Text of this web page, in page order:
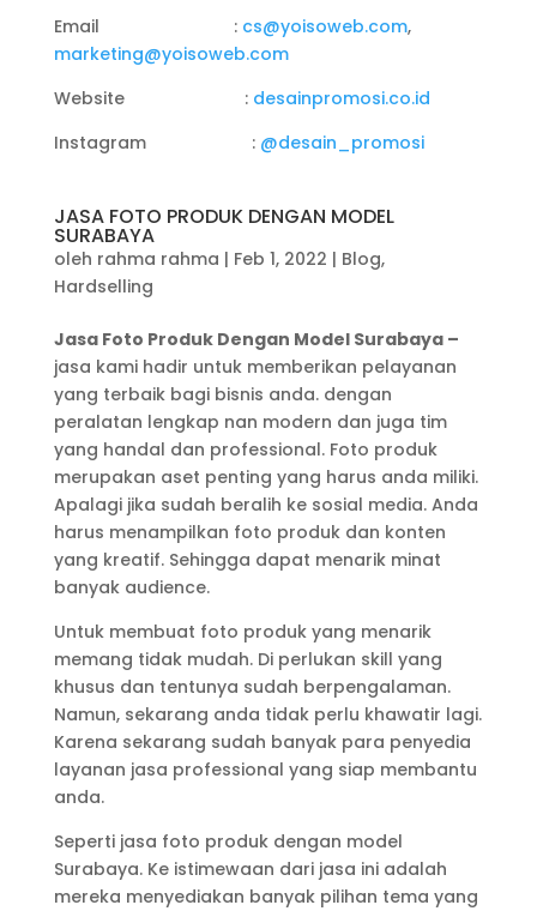
Email : cs@yoisoweb.com,
marketing@yoisoweb.com
Website : desainpromosi.co.id
Instagram : @desain_promosi
JASA FOTO PRODUK DENGAN MODEL
SURABAYA
oleh rahma rahma | Feb 1, 2022 | Blog,
Hardselling
Jasa Foto Produk Dengan Model Surabaya –
jasa kami hadir untuk memberikan pelayanan
yang terbaik bagi bisnis anda. dengan
peralatan lengkap nan modern dan juga tim
yang handal dan professional. Foto produk
merupakan aset penting yang harus anda miliki.
Apalagi jika sudah beralih ke sosial media. Anda
harus menampilkan foto produk dan konten
yang kreatif. Sehingga dapat menarik minat
banyak audience.
Untuk membuat foto produk yang menarik
memang tidak mudah. Di perlukan skill yang
khusus dan tentunya sudah berpengalaman.
Namun, sekarang anda tidak perlu khawatir lagi.
Karena sekarang sudah banyak para penyedia
layanan jasa professional yang siap membantu
anda.
Seperti jasa foto produk dengan model
Surabaya. Ke istimewaan dari jasa ini adalah
mereka menyediakan banyak pilihan tema yang